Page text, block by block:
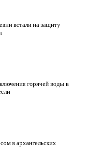
встали на защиту
горячей воды в
в архангельских